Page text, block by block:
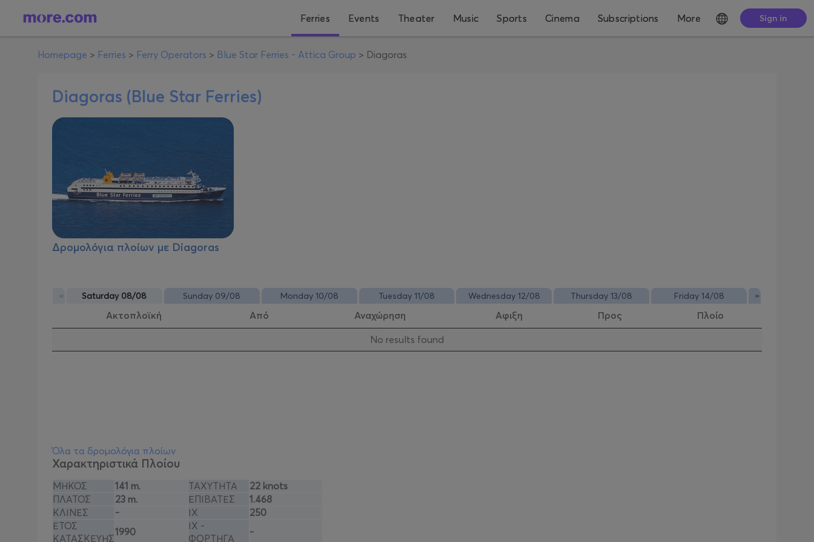
Ferries Events Theater Music Sports Cinema Subscriptions More Sign in
Homepage > Ferries > Ferry Operators > Blue Star Ferries - Attica Group > Diagoras
Diagoras (Blue Star Ferries)
Δρομολόγια πλοίων με Diagoras
« Saturday 08/08 Sunday 09/08 Monday 10/08 Tuesday 11/08 Wednesday 12/08 Thursday 13/08 Friday 14/08 »
Ακτοπλοϊκή Από Αναχώρηση Αφιξη Προς
Πλοίο
Νo results found
Όλα τα δρομολόγια πλοίων
Χαρακτηριστικά Πλοίου
ΜΗΚΟΣ 141 m. ΤΑΧΥΤΗΤΑ
22 knots
ΠΛΑΤΟΣ
23 m. ΕΠΙΒΑΤΕΣ
1.468
ΚΛΙΝΕΣ
- ΙΧ
250
ΕΤΟΣ
ΚΑΤΑΣΚΕΥΗΣ
1990
ΙΧ -
ΦΟΡΤΗΓΑ
-